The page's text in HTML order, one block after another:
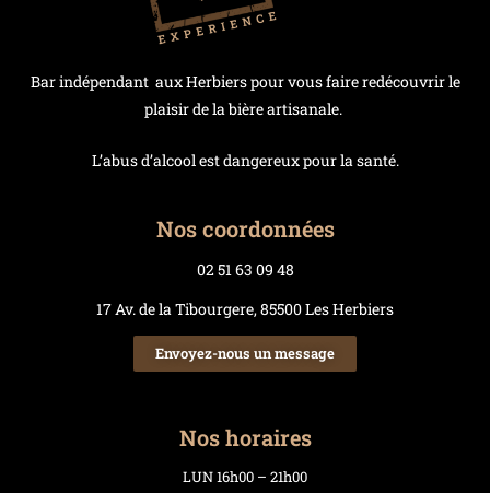
Bar indépendant aux Herbiers pour vous faire redécouvrir le
plaisir de la bière artisanale.
L’abus d’alcool est dangereux pour la santé.
Nos coordonnées
02 51 63 09 48
17 Av. de la Tibourgere, 85500 Les Herbiers
Envoyez-nous un message
Nos horaires
LUN 16h00 – 21h00